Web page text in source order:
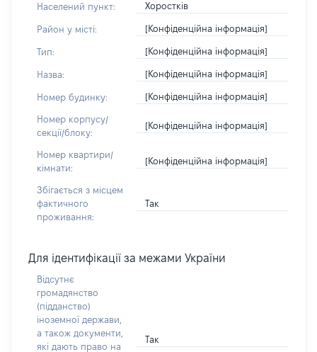
Населений пункт: Хоростків
Район у місті: [Конфіденційна інформація]
Тип: [Конфіденційна інформація]
Назва: [Конфіденційна інформація]
Номер будинку: [Конфіденційна інформація]
Номер корпусу/
секції/блоку:
[Конфіденційна інформація]
Номер квартири/
кімнати:
[Конфіденційна інформація]
Збігається з місцем
фактичного
проживання:
Так
Для ідентифікації за межами України
Відсутнє
громадянство
(підданство)
іноземної держави,
а також документи,
які дають право на
Так